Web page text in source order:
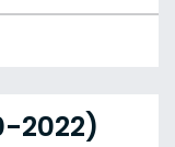
2022)